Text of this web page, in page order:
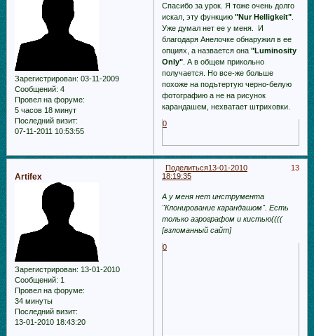
Зарегистрирован: 03-11-2009
Сообщений: 4
Провел на форуме:
5 часов 18 минут
Последний визит:
07-11-2011 10:53:55
Спасибо за урок. Я тоже очень долго
искал, эту функцию "Nur Helligkeit".
Уже думал нет ее у меня. И
благодаря Анелочке обнаружил в ее
опциях, а назвается она "Luminosity
Only". А в общем прикольно
получается. Но все-же больше
похоже на подътертую черно-белую
фотографию а не на рисунок
карандашем, нехватает штриховки.
0
Поделиться 13
13-01-2010
18:19:35
Artifex
Зарегистрирован: 13-01-2010
Сообщений: 1
Провел на форуме:
34 минуты
Последний визит:
13-01-2010 18:43:20
А у меня нет инструмента
"Клонирование карандашом". Есть
только аэрографом и кистью((((
[взломанный сайт]
0